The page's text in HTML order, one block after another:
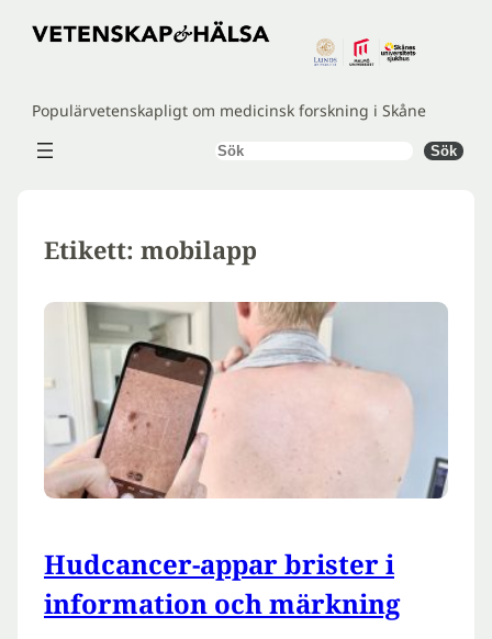
Hoppa
Populärvetenskapligt om medicinsk forskning i Skåne
Sök Sök
Etikett: mobilapp
Hudcancer-appar brister i
information och märkning